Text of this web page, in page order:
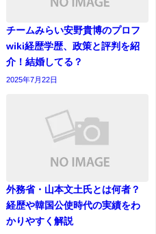
チームみらい安野貴博のプロフ
wiki経歴学歴、政策と評判を紹
介！結婚してる？
2025年7月22日
外務省・山本文土氏とは何者？
経歴や韓国公使時代の実績をわ
かりやすく解説